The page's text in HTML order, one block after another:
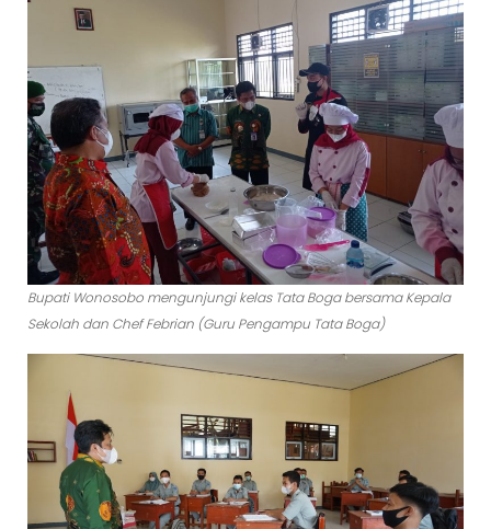
Bupati Wonosobo mengunjungi kelas Tata Boga bersama Kepala
Sekolah dan Chef Febrian (Guru Pengampu Tata Boga)